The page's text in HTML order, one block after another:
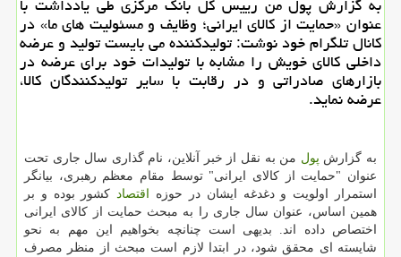
عنوان «حمایت از كالای ایرانی؛ وظایف و مسئولیت های ما» در
كانال تلگرام خود نوشت: تولیدكننده می بایست تولید و عرضه
داخلی كالای خویش را مشابه با تولیدات خود برای عرضه در
بازارهای صادراتی و در رقابت با سایر تولیدكنندگان كالا،
عرضه نماید.
به گزارش پول من به نقل از خبر آنلاین، نام گذاری سال جاری تحت
عنوان "حمایت از كالای ایرانی" توسط مقام معظم رهبری، بیانگر
استمرار اولویت و دغدغه ایشان در حوزه اقتصاد كشور بوده و بر
همین اساس، عنوان سال جاری را به مبحث حمایت از كالای ایرانی
اختصاص داده اند. بدیهی است چنانچه بخواهیم این مهم به نحو
شایسته ای محقق شود، در ابتدا لازم است مبحث از منظر مصرف